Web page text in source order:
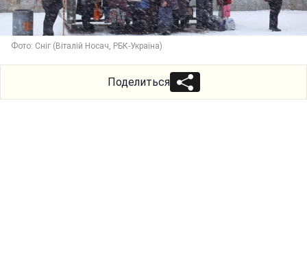
Фото: Сніг (Віталій Носач, РБК-Україна)
Поделиться